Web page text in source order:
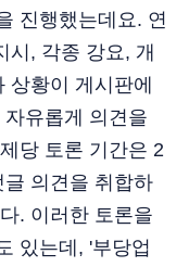
진행했는데요. 연
시, 각종 강요, 개
상황이 게시판에
유롭게 의견을
당 토론 기간은 2
의견을 취합하
. 이러한 토론을
있는데, '부당업